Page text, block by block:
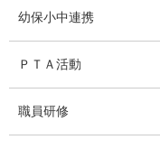
リ
ー
数
幼保小中連携エ
ー
件
ＰＴＡ活動
ー
職員研修エ
件